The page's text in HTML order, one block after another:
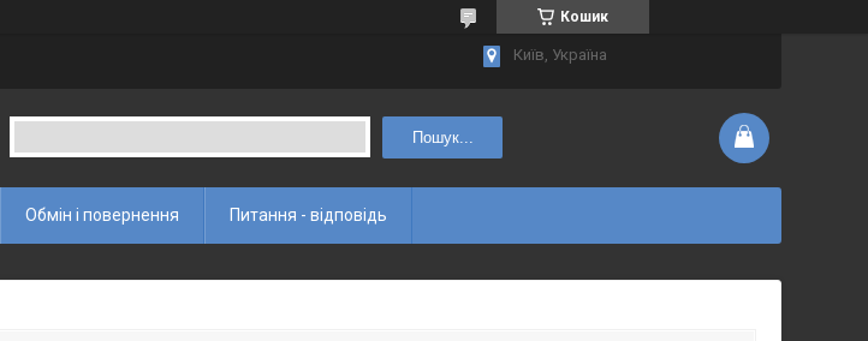
Кошик
Київ, Україна
Пошук...
Обмін і повернення Питання - відповідь